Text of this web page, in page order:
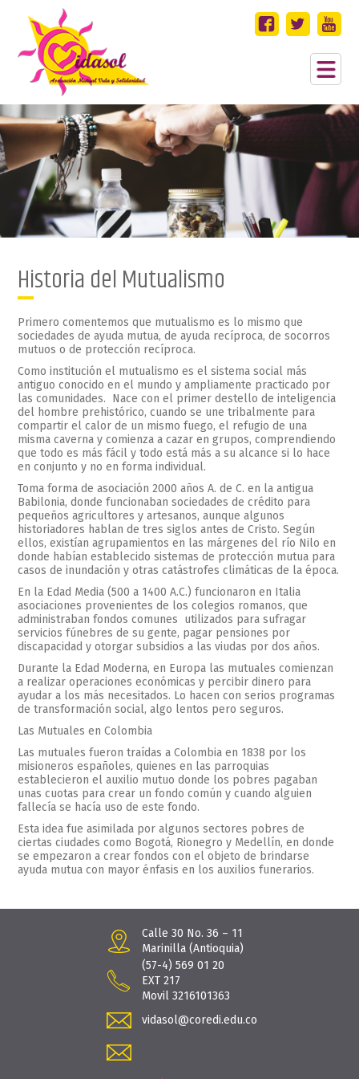
Historia del Mutualismo
Primero comentemos que mutualismo es lo mismo que
sociedades de ayuda mutua, de ayuda recíproca, de socorros
mutuos o de protección recíproca.
Como institución el mutualismo es el sistema social más
antiguo conocido en el mundo y ampliamente practicado por
las comunidades. Nace con el primer destello de inteligencia
del hombre prehistórico, cuando se une tribalmente para
compartir el calor de un mismo fuego, el refugio de una
misma caverna y comienza a cazar en grupos, comprendiendo
que todo es más fácil y todo está más a su alcance si lo hace
en conjunto y no en forma individual.
Toma forma de asociación 2000 años A. de C. en la antigua
Babilonia, donde funcionaban sociedades de crédito para
pequeños agricultores y artesanos, aunque algunos
historiadores hablan de tres siglos antes de Cristo. Según
ellos, existían agrupamientos en las márgenes del río Nilo en
donde habían establecido sistemas de protección mutua para
casos de inundación y otras catástrofes climáticas de la época.
En la Edad Media (500 a 1400 A.C.) funcionaron en Italia
asociaciones provenientes de los colegios romanos, que
administraban fondos comunes utilizados para sufragar
servicios fúnebres de su gente, pagar pensiones por
discapacidad y otorgar subsidios a las viudas por dos años.
Durante la Edad Moderna, en Europa las mutuales comienzan
a realizar operaciones económicas y percibir dinero para
ayudar a los más necesitados. Lo hacen con serios programas
de transformación social, algo lentos pero seguros.
Las Mutuales en Colombia
Las mutuales fueron traídas a Colombia en 1838 por los
misioneros españoles, quienes en las parroquias
establecieron el auxilio mutuo donde los pobres pagaban
unas cuotas para crear un fondo común y cuando alguien
fallecía se hacía uso de este fondo.
Esta idea fue asimilada por algunos sectores pobres de
ciertas ciudades como Bogotá, Rionegro y Medellín, en donde
se empezaron a crear fondos con el objeto de brindarse
ayuda mutua con mayor énfasis en los auxilios funerarios.
Calle 30 No. 36 – 11
Marinilla (Antioquia)
(57-4) 569 01 20
EXT 217
Movil 3216101363
vidasol@coredi.edu.co